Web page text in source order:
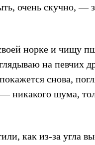
очень скучно,
норке и чищу
на певчих
снова,
никакого шума,
как из-за угла